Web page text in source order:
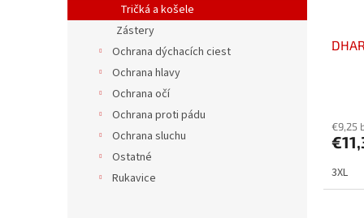
Tričká a košele
Zástery
Ochrana dýchacích ciest
Ochrana hlavy
Ochrana očí
Ochrana proti pádu
Ochrana sluchu
Ostatné
Rukavice
€9,25
3XL